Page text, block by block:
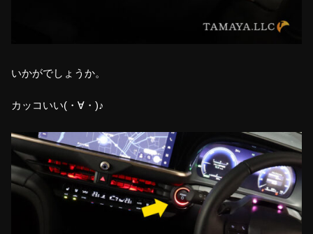
いかがでしょうか。
カッコいい(・∀・)♪